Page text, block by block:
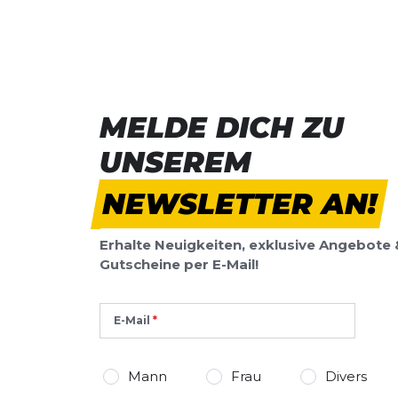
Vorname
Überschrift
Überschrift
Rezension
Rezension
MELDE DICH ZU
UNSEREM
NEWSLETTER AN!
Erhalte Neuigkeiten, exklusive Angebote
Gutscheine per E-Mail!
E-Mail
Mann Frau Divers